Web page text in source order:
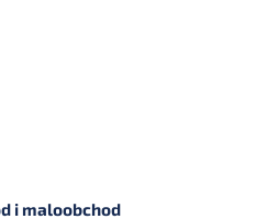
i maloobchod